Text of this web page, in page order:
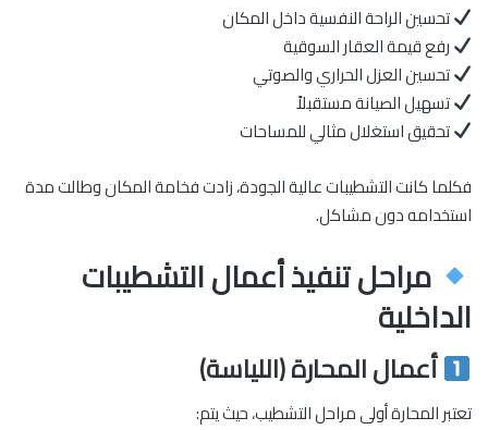
تحسين الراحة النفسية داخل المكان
رفع قيمة العقار السوقية
تحسين العزل الحراري والصوتي
تسهيل الصيانة مستقبلاً
تحقيق استغلال مثالي للمساحات
فكلما كانت التشطيبات عالية الجودة، زادت فخامة المكان وطالت مدة
استخدامه دون مشاكل.
مراحل تنفيذ أعمال التشطيبات
الداخلية
أعمال المحارة (اللياسة)
تعتبر المحارة أولى مراحل التشطيب، حيث يتم: